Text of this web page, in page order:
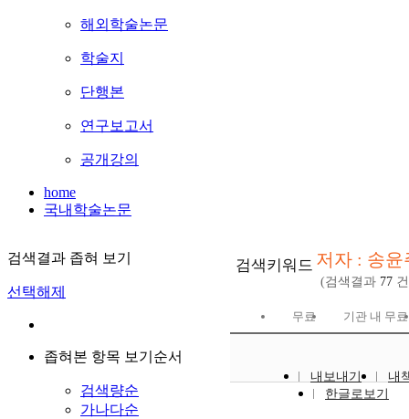
해외학술논문
학술지
단행본
연구보고서
공개강의
home
국내학술논문
검색결과 좁혀 보기
선택해제
좁혀본 항목 보기순서
검색량순
가나다순
검색키워드 저자 : 송윤
(검색결과 77
무료 기관 내 무료
내보내기
내
한글로보기